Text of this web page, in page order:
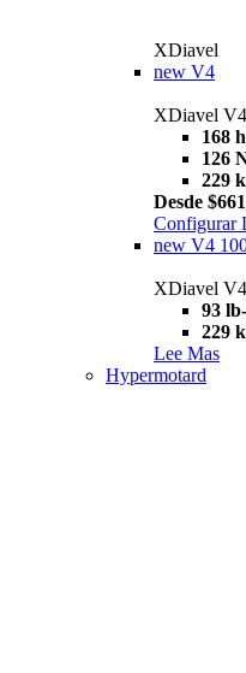
XDiavel
new V4
XDiavel V4
168
126
229
Desde
Configurar
new V4
XDiavel
93
229
Lee Mas
Hypermotard